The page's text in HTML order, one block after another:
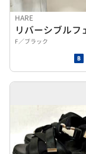
HARE
F／ブラック